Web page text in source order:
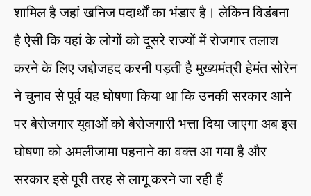
शामिल है जहां खनिज पदार्थों का भंडार है। लेकिन विडंबना
है ऐसी कि यहां के लोगों को दूसरे राज्यों में रोजगार तलाश
करने के लिए जद्दोजहद करनी पड़ती है मुख्यमंत्री हेमंत सोरेन
ने चुनाव से पूर्व यह घोषणा किया था कि उनकी सरकार आने
पर बेरोजगार युवाओं को बेरोजगारी भत्ता दिया जाएगा अब इस
घोषणा को अमलीजामा पहनाने का वक्त आ गया है और
सरकार इसे पूरी तरह से लागू करने जा रही हैं